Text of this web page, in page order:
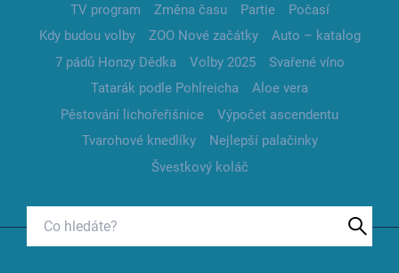
TV program
Změna času Partie
Počasí
Kdy budou volby
ZOO Nové začátky
Auto – katalog
7 pádů Honzy Dědka
Volby 2025
Svařené víno
Tatarák podle Pohlreicha
Aloe vera
Pěstování lichořeřišnice
Výpočet ascendentu
Tvarohové knedlíky
Nejlepší palačinky
Švestkový koláč